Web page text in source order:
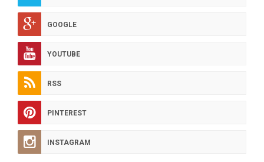
GOOGLE
YOUTUBE
RSS
PINTEREST
INSTAGRAM